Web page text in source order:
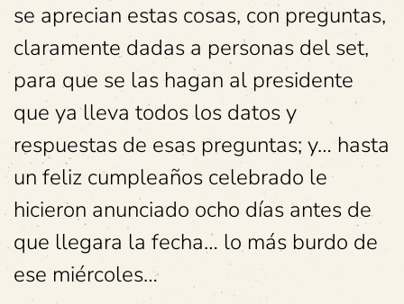
se aprecian estas cosas, con preguntas,
claramente dadas a personas del set,
para que se las hagan al presidente
que ya lleva todos los datos y
respuestas de esas preguntas; y… hasta
un feliz cumpleaños celebrado le
hicieron anunciado ocho días antes de
que llegara la fecha… lo más burdo de
ese miércoles…